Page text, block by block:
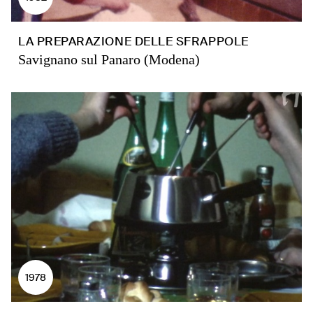
LA PREPARAZIONE DELLE SFRAPPOLE
Savignano sul Panaro (Modena)
1978